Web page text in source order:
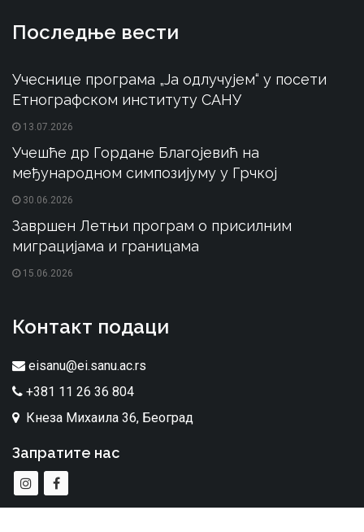
Последње вести
Учеснице програма „Ја одлучујем“ у посети
Етнографском институту САНУ
13.07.2026
Учешће др Гордане Благојевић на
међународном симпозијуму у Грчкој
30.06.2026
Завршен Летњи програм о присилним
миграцијама и границама
15.06.2026
Контакт подаци
eisanu@ei.sanu.ac.rs
+381 11 26 36 804
Кнеза Михаила 36, Београд
Запратите нас